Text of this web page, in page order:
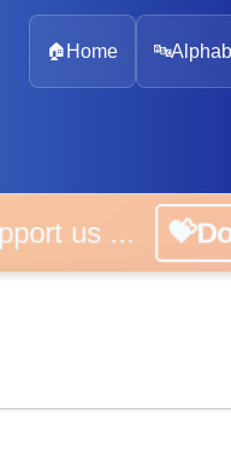
🏠 Home 🔤
us ...